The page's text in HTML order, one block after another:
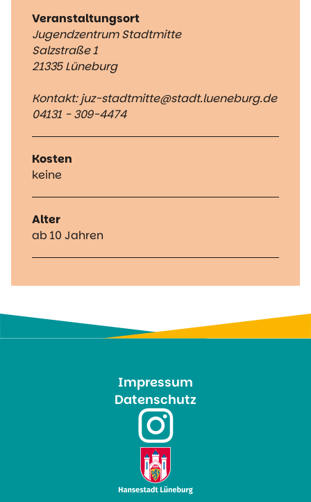
Veranstaltungsort
Jugendzentrum Stadtmitte
Salzstraße 1
21335 Lüneburg
Kontakt: juz-stadtmitte@stadt.lueneburg.de
04131 - 309-4474
Kosten
keine
Alter
ab 10 Jahren
Impressum
Datenschutz